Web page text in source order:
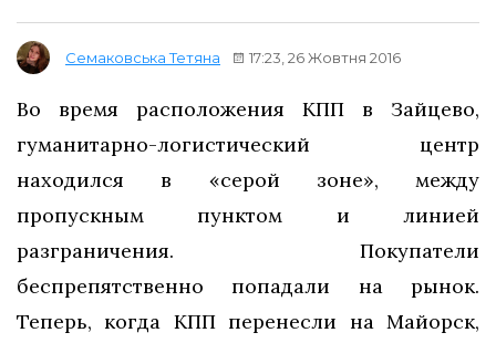
Семаковська Тетяна 17:23, 26 Жовтня 2016
Во время расположения КПП в Зайцево,
гуманитарно-логистический центр
находился в «серой зоне», между
пропускным пунктом и линией
разграничения. Покупатели
беспрепятственно попадали на рынок.
Теперь, когда КПП перенесли на Майорск,